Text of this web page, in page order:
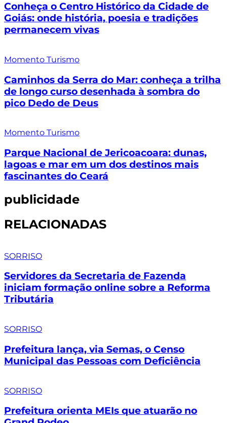
Conheça o Centro Histórico da Cidade de
Goiás: onde história, poesia e tradições
permanecem vivas
Momento Turismo
Caminhos da Serra do Mar: conheça a trilha
de longo curso desenhada à sombra do
pico Dedo de Deus
Momento Turismo
Parque Nacional de Jericoacoara: dunas,
lagoas e mar em um dos destinos mais
fascinantes do Ceará
publicidade
RELACIONADAS
SORRISO
Servidores da Secretaria de Fazenda
iniciam formação online sobre a Reforma
Tributária
SORRISO
Prefeitura lança, via Semas, o Censo
Municipal das Pessoas com Deficiência
SORRISO
Prefeitura orienta MEIs que atuarão no